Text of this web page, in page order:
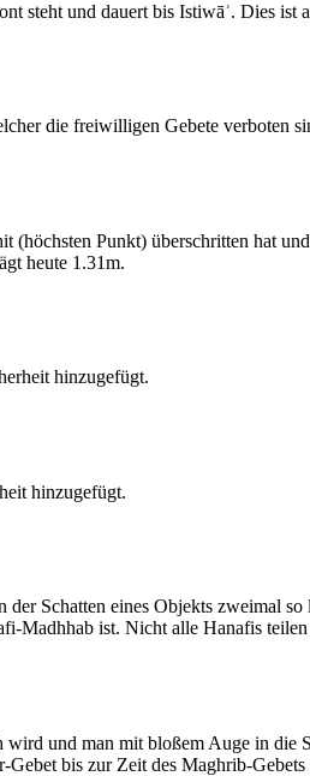
steht und dauert bis Istiwāʾ. Dies ist
die freiwilligen Gebete verboten
(höchsten Punkt) überschritten hat
heute 1.31m.
hinzugefügt.
hinzugefügt.
Schatten eines Objekts zweimal
Madhhab ist. Nicht alle Hanafis
und man mit bloßem Auge in
bis zur Zeit des Maghrib-